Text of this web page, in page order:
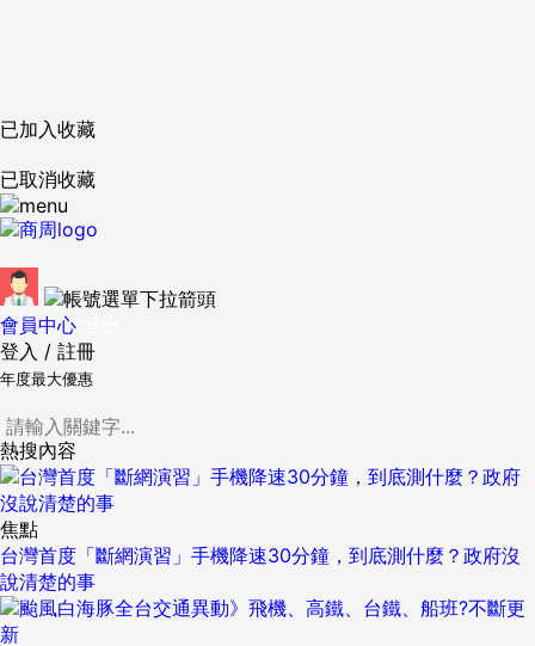
已加入收藏
已取消收藏
會員中心
登入 / 註冊
年度最大優惠
熱搜內容
焦點
台灣首度「斷網演習」手機降速30分鐘，到底測什麼？政府沒
說清楚的事